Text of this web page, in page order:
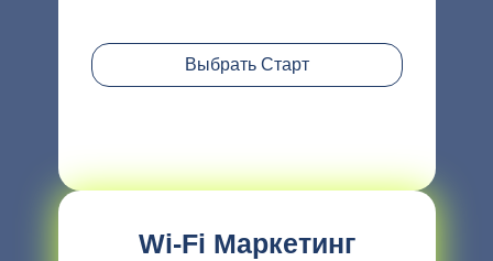
Выбрать Старт
Wi-Fi Маркетинг